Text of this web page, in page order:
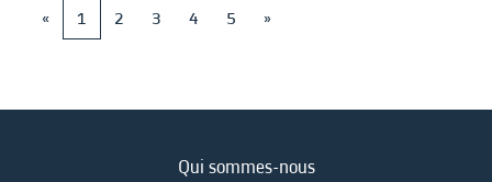
«
1 2 3 4 5 »
Qui sommes-nous